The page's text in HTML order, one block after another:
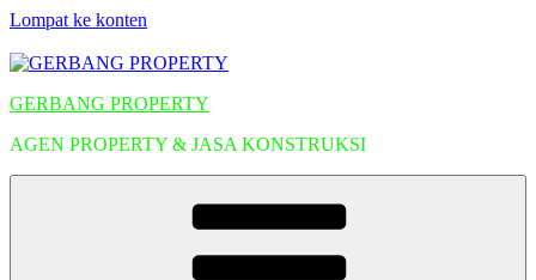
Lompat ke konten
GERBANG PROPERTY
AGEN PROPERTY & JASA KONSTRUKSI